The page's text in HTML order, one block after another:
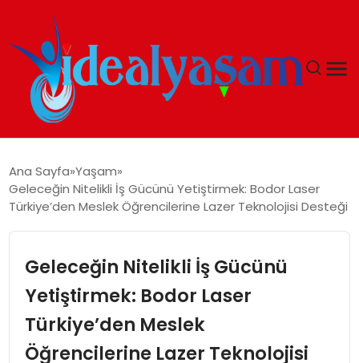
GÜNDEM
İDEAL YAŞAM
İDEAL SPOR
Ana Sayfa Yaşam
Geleceğin Nitelikli İş Gücünü Yetiştirmek: Bodor Laser
Türkiye’den Meslek Öğrencilerine Lazer Teknolojisi Desteği
Geleceğin Nitelikli İş Gücünü
Yetiştirmek: Bodor Laser
Türkiye’den Meslek
Öğrencilerine Lazer Teknolojisi